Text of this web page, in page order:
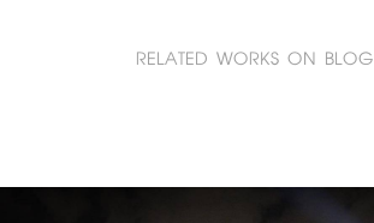
RELATED WORKS ON BLOG